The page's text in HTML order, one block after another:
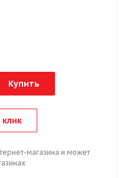
Купить
магазина и может